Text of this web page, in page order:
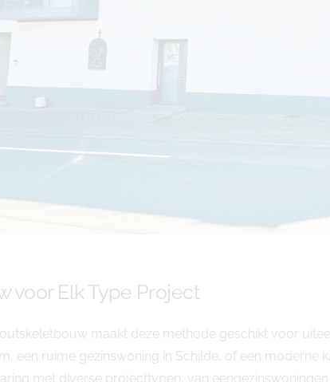
voor Elk Type Project
maakt deze methode geschikt voor
een ruime gezinswoning in Schilde, of een
met diverse projecttypen, van